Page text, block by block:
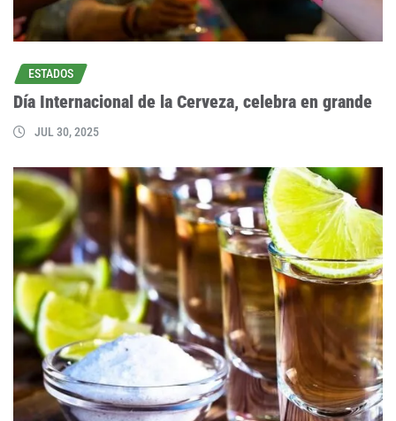
ESTADOS
Día Internacional de la Cerveza, celebra en grande
JUL 30, 2025